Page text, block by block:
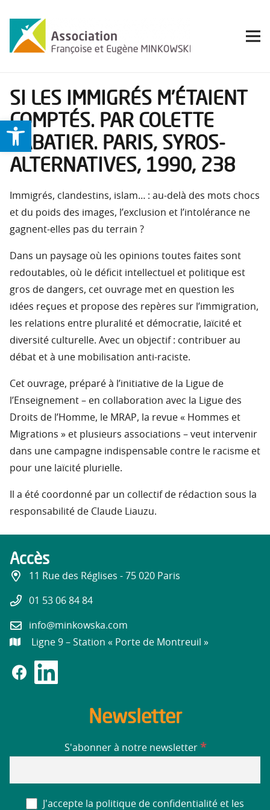
Ouvrir la barre d’outils
SI LES IMMIGRÉS M’ÉTAIENT
COMPTÉS. PAR COLETTE
SABATIER. PARIS, SYROS-
ALTERNATIVES, 1990, 238
Immigrés, clandestins, islam… : au-delà des mots chocs
et du poids des images, l’exclusion et l’intolérance ne
gagnent-elles pas du terrain ?
Dans un paysage où les opinions toutes faites sont
redoutables, où le déficit intellectuel et politique est
gros de dangers, cet ouvrage met en question les
idées reçues et propose des repères sur l’immigration,
les relations entre pluralité et démocratie, laïcité et
diversité culturelle. Avec un objectif : contribuer au
débat et à une mobilisation anti-raciste.
Cet ouvrage, préparé à l’initiative de la Ligue de
l’Enseignement – en collaboration avec la Ligue des
Droits de l’Homme, le MRAP, la revue « Hommes et
Migrations » et plusieurs associations – veut intervenir
dans une campagne indispensable contre le racisme et
pour une laïcité plurielle.
Il a été coordonné par un collectif de rédaction sous la
responsabilité de Claude Liauzu.
Accès
11 Rue des Réglises - 75 020 Paris
01 53 06 84 84
info@minkowska.com
Ligne 9 – Station « Porte de Montreuil »
Newsletter
S'abonner à notre newsletter *
J'accepte la politique de confidentialité et les